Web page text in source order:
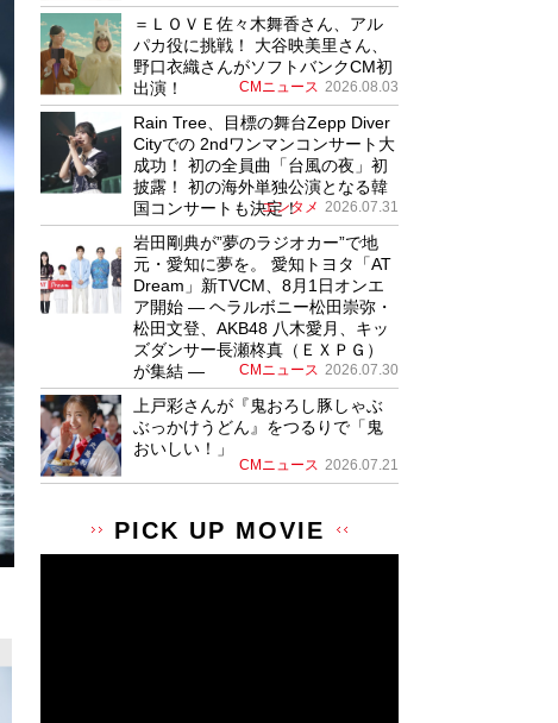
＝ＬＯＶＥ佐々木舞香さん、アル
パカ役に挑戦！ 大谷映美里さん、
野口衣織さんがソフトバンクCM初
出演！
CMニュース 2026.08.03
Rain Tree、目標の舞台Zepp Diver
Cityでの 2ndワンマンコンサート大
成功！ 初の全員曲「台風の夜」初
披露！ 初の海外単独公演となる韓
国コンサートも決定！
エンタメ 2026.07.31
岩田剛典が”夢のラジオカー”で地
元・愛知に夢を。 愛知トヨタ「AT
Dream」新TVCM、8月1日オンエ
ア開始 ― ヘラルボニー松田崇弥・
松田文登、AKB48 八木愛月、キッ
ズダンサー長瀬柊真（ＥＸＰＧ）
が集結 ―
CMニュース 2026.07.30
上戸彩さんが『鬼おろし豚しゃぶ
ぶっかけうどん』をつるりで「鬼
おいしい！」
CMニュース 2026.07.21
PICK UP MOVIE